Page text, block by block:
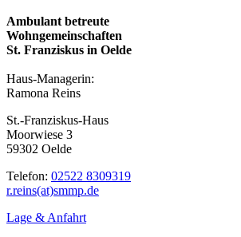
Seitenspalte
Ambulant betreute
Wohngemeinschaften
St. Franziskus in Oelde
Haus-Managerin:
Ramona Reins
St.-Franziskus-Haus
Moorwiese 3
59302 Oelde
Telefon: 02522 8309319
r.reins(at)smmp.de
Lage & Anfahrt